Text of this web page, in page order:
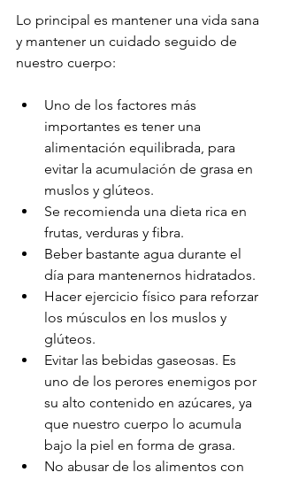
Lo principal es mantener una vida sana
y mantener un cuidado seguido de
Uno de los factores más
importantes es tener una
alimentación equilibrada, para
evitar la acumulación de grasa en
muslos y glúteos.
Se recomienda una dieta rica en
frutas, verduras y fibra.
Beber bastante agua durante el
día para mantenernos hidratados.
Hacer ejercicio físico para reforzar
los músculos en los muslos y
glúteos.
Evitar las bebidas gaseosas. Es
uno de los perores enemigos por
su alto contenido en azúcares, ya
que nuestro cuerpo lo acumula
bajo la piel en forma de grasa.
No abusar de los alimentos con